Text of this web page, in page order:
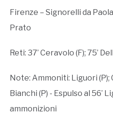
Firenze – Signorelli da
Prato
Reti: 37’ Ceravolo (F); 75’
Note: Ammoniti: Liguori (P);
Bianchi (P) - Espulso al 56’
ammonizioni